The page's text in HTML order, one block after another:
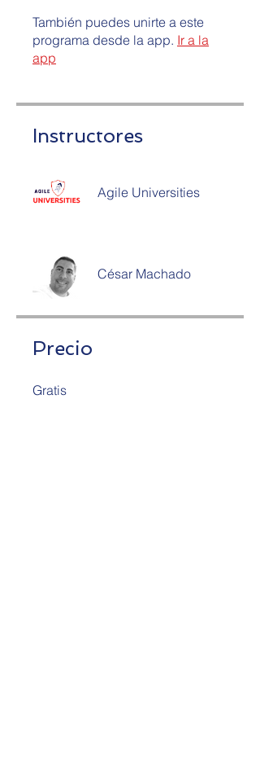
También puedes unirte a este
programa desde la app. Ir a la
app
Instructores
Agile Universities
César Machado
Precio
Gratis